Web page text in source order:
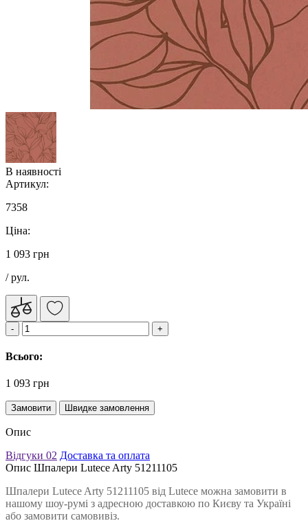
В наявності
Артикул:
7358
Ціна:
1 093 грн
/ рул.
Всього:
1 093 грн
Замовити Швидке замовлення
Опис
Відгуки 02 Доставка та оплата
Опис Шпалери Lutece Arty 51211105
Шпалери Lutece Arty 51211105 від Lutece можна замовити в
нашому шоу-румі з адресною доставкою по Києву та Україні
або замовити самовивіз.